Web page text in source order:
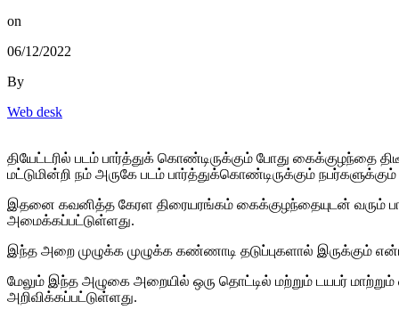
on
06/12/2022
By
Web desk
தியேட்டரில் படம் பார்த்துக் கொண்டிருக்கும் போது கைக்குழந்தை
மட்டுமின்றி நம் அருகே படம் பார்த்துக்கொண்டிருக்கும்
இதனை கவனித்த கேரள திரையரங்கம் கைக்குழந்தையுடன் வரும்
அமைக்கப்பட்டுள்ளது.
இந்த அறை முழுக்க முழுக்க கண்ணாடி தடுப்புகளால் இருக்கும்
மேலும் இந்த அழுகை அறையில் ஒரு தொட்டில் மற்றும் டயபர்
அறிவிக்கப்பட்டுள்ளது.